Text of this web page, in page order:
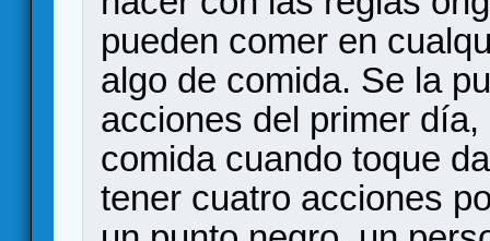
pueden comer en
algo de comida. Se la
acciones del primer
comida cuando toque
tener cuatro acciones